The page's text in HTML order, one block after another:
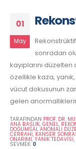
01
May
sonradan
kayıplarını
özellikle kaza,
vücut dokusunun
gelen
TARAFINDAN PROF. DR.
ANA BASLIK, GENEL,
DOĞUMSAL ANOMALI
CERRAHI, KANSER
ONARIMI, YANIK TEDAVISI,
SEVMEK:0